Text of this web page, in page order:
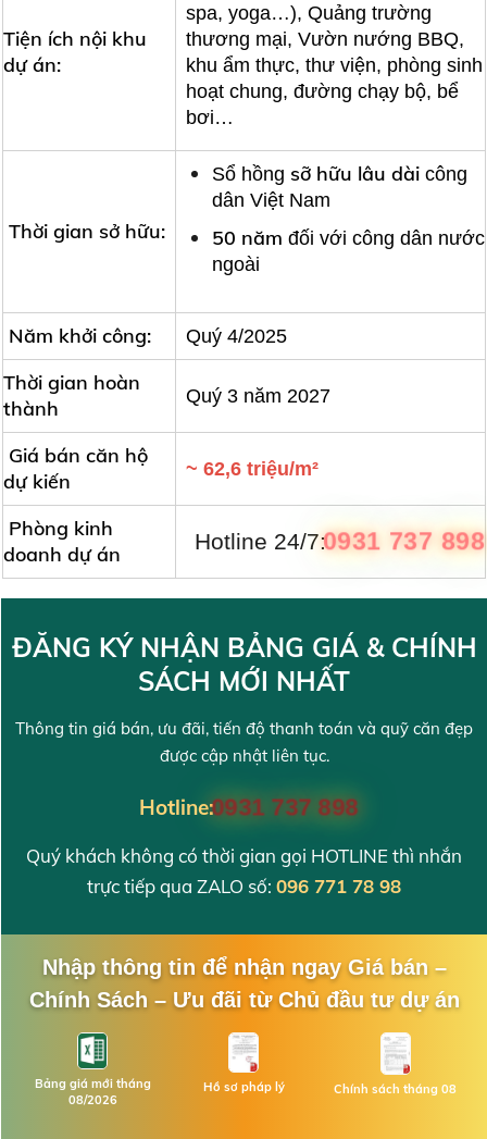
Tiện ích nội khu
dự án:
spa, yoga…), Quảng trường
thương mại, Vườn nướng BBQ,
khu ẩm thực, thư viện, phòng sinh
hoạt chung, đường chạy bộ, bể
bơi…
Thời gian sở hữu:
Sổ hồng sỡ hữu lâu dàicông
dân Việt Nam
50 năm đối với công dân nước
ngoài
Năm khởi công: Quý 4/2025
Thời gian hoàn
thành
Quý 3 năm 2027
Giá bán căn hộ
dự kiến
~ 62,6 triệu/m²
Phòng kinh
doanh dự án
Hotline 24/7:0931 737 898
ĐĂNG KÝ NHẬN BẢNG GIÁ & CHÍNH
SÁCH MỚI NHẤT
Thông tin giá bán, ưu đãi, tiến độ thanh toán và quỹ căn đẹp
được cập nhật liên tục.
Hotline:0931 737 898
Quý khách không có thời gian gọi HOTLINE thì nhắn
trực tiếp qua ZALO số: 096 771 78 98
Nhập thông tin để nhận ngay Giá bán –
Chính Sách – Ưu đãi từ Chủ đầu tư dự án
Bảng giá mới tháng
08/2026
Hồ sơ pháp lý Chính sách tháng 08